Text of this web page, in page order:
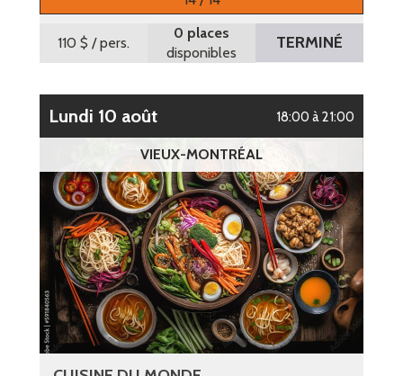
110 $ / pers.
0 places
disponibles
TERMINÉ
lundi 10 août 18:00 à 21:00
VIEUX-MONTRÉAL